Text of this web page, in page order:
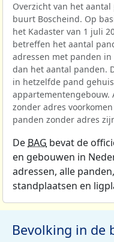
Overzicht van het
buurt Boscheind. Op
het Kadaster van 1 juli
betreffen het aantal
adressen met panden
dan het aantal panden.
in hetzelfde pand
appartementengebouw.
zonder adres
panden zonder adres
De BAG bevat de
en gebouwen in
adressen, alle
standplaatsen en
Bevolking in de